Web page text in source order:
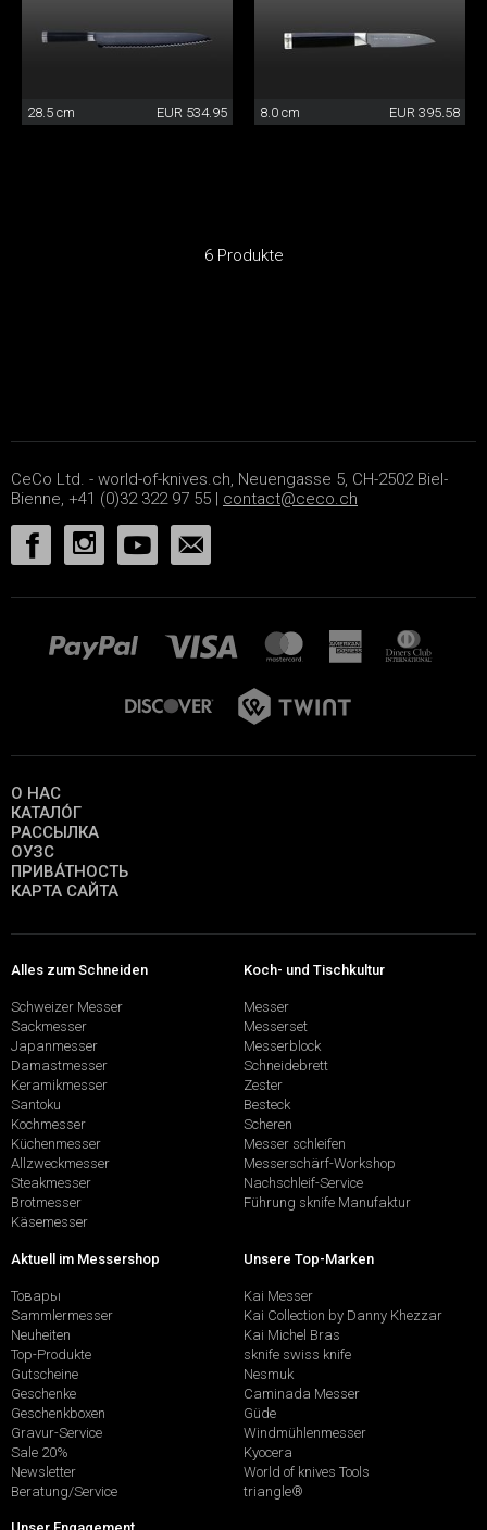
28.5 cm EUR 534.95 8.0 cm EUR 395.58
6 Produkte
CeCo Ltd. - world-of-knives.ch, Neuengasse 5, CH-2502 Biel-
Bienne, +41 (0)32 322 97 55 | contact@ceco.ch
О НАС
КАТАЛО́Г
РАССЫЛКА
ОУЗС
ПРИВА́ТНОСТЬ
КАРТА САЙТА
Alles zum Schneiden
Schweizer Messer
Sackmesser
Japanmesser
Damastmesser
Keramikmesser
Santoku
Kochmesser
Küchenmesser
Allzweckmesser
Steakmesser
Brotmesser
Käsemesser
Koch- und Tischkultur
Messer
Messerset
Messerblock
Schneidebrett
Zester
Besteck
Scheren
Messer schleifen
Messerschärf-Workshop
Nachschleif-Service
Führung sknife Manufaktur
Aktuell im Messershop
Товары
Sammlermesser
Neuheiten
Top-Produkte
Gutscheine
Geschenke
Geschenkboxen
Gravur-Service
Sale 20%
Newsletter
Beratung/Service
Unsere Top-Marken
Kai Messer
Kai Collection by Danny Khezzar
Kai Michel Bras
sknife swiss knife
Nesmuk
Caminada Messer
Güde
Windmühlenmesser
Kyocera
World of knives Tools
triangle®